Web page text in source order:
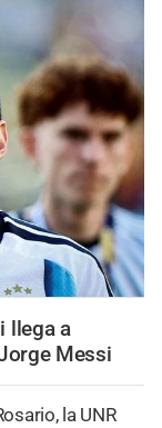
llega a
Messi
la UNR